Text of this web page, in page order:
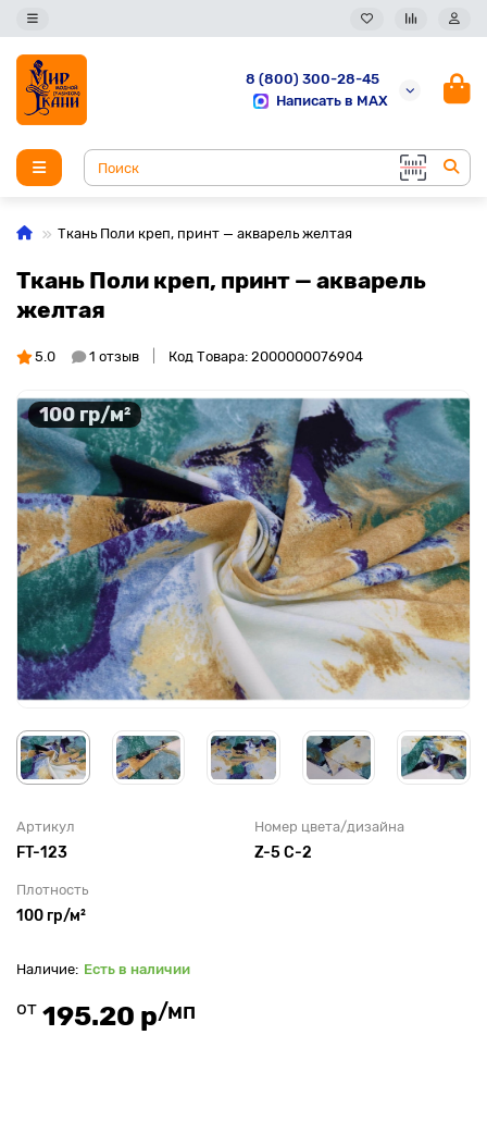
8 (800) 300-28-45
Написать в MAX
Ткань Поли креп, принт — акварель желтая
Ткань Поли креп, принт — акварель
желтая
5.0 1 отзыв Код Товара: 2000000076904
100 гр/м²
Артикул
FT-123
Номер цвета/дизайна
Z-5 C-2
Плотность
100 гр/м²
Есть в наличии
от 195.20 р/мп